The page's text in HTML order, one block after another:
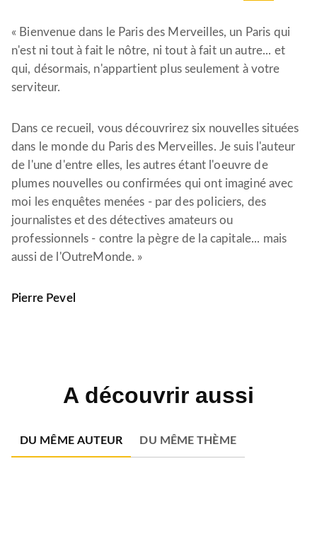
« Bienvenue dans le Paris des Merveilles, un Paris qui
n'est ni tout à fait le nôtre, ni tout à fait un autre... et
qui, désormais, n'appartient plus seulement à votre
serviteur.
Dans ce recueil, vous découvrirez six nouvelles situées
dans le monde du Paris des Merveilles. Je suis l'auteur
de l'une d'entre elles, les autres étant l'oeuvre de
plumes nouvelles ou confirmées qui ont imaginé avec
moi les enquêtes menées - par des policiers, des
journalistes et des détectives amateurs ou
professionnels - contre la pègre de la capitale... mais
aussi de l'OutreMonde. »
Pierre Pevel
A découvrir aussi
DU MÊME AUTEUR DU MÊME THÈME